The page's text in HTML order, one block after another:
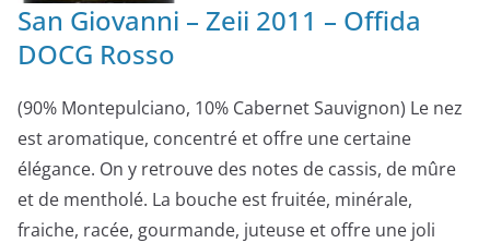
San Giovanni – Zeii 2011 – Offida
DOCG Rosso
(90% Montepulciano, 10% Cabernet Sauvignon) Le nez
est aromatique, concentré et offre une certaine
élégance. On y retrouve des notes de cassis, de mûre
et de mentholé. La bouche est fruitée, minérale,
fraiche, racée, gourmande, juteuse et offre une joli